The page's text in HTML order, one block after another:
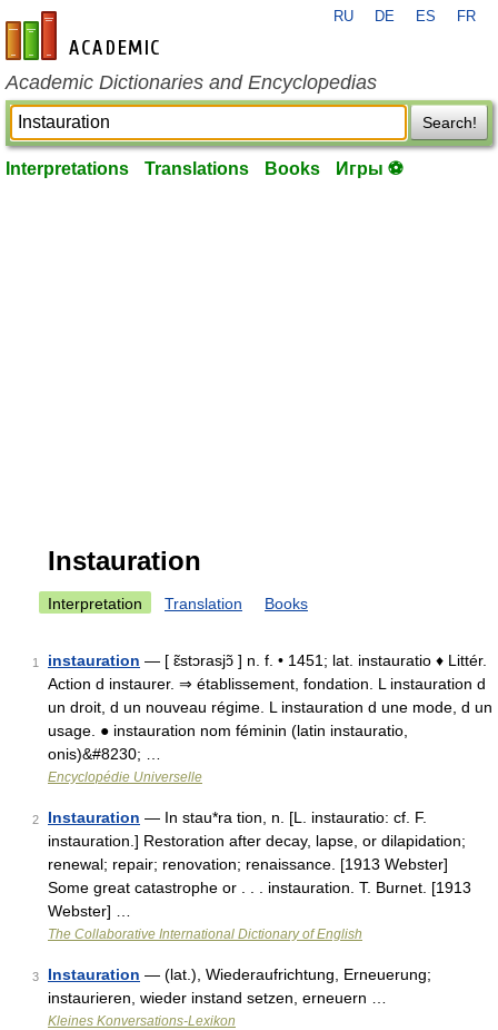
en-academic.com
RU DE ES FR
Academic Dictionaries and Encyclopedias
Search!
Interpretations Translations Books Игры ⚽
Instauration
Interpretation Translation Books
1 instauration — [ ɛ̃stɔrasjɔ̃ ] n. f. • 1451; lat. instauratio ♦ Littér.
Action d instaurer. ⇒ établissement, fondation. L instauration d
un droit, d un nouveau régime. L instauration d une mode, d un
usage. ● instauration nom féminin (latin instauratio,
onis)&#8230; …
Encyclopédie Universelle
2 Instauration — In stau*ra tion, n. [L. instauratio: cf. F.
instauration.] Restoration after decay, lapse, or dilapidation;
renewal; repair; renovation; renaissance. [1913 Webster]
Some great catastrophe or . . . instauration. T. Burnet. [1913
Webster] …
The Collaborative International Dictionary of English
3 Instauration — (lat.), Wiederaufrichtung, Erneuerung;
instaurieren, wieder instand setzen, erneuern …
Kleines Konversations-Lexikon